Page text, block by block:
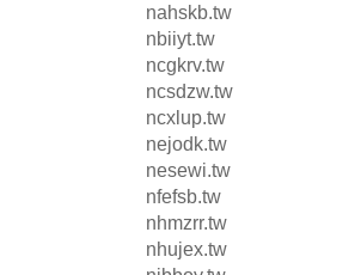
nahskb.tw
nbiiyt.tw
ncgkrv.tw
ncsdzw.tw
ncxlup.tw
nejodk.tw
nesewi.tw
nfefsb.tw
nhmzrr.tw
nhujex.tw